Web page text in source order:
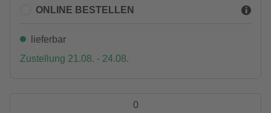
ONLINE BESTELLEN
lieferbar
Zustellung 21.08. - 24.08.